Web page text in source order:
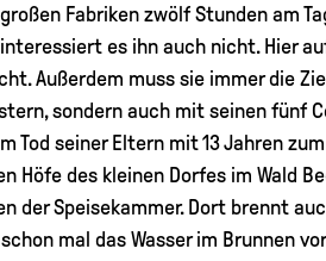
Fabriken zwölf Stunden am
es ihn auch nicht. Hier
Außerdem muss sie immer die
sondern auch mit seinen fünf
Tod seiner Eltern mit 13 Jahren
des kleinen Dorfes im Wald
der Speisekammer. Dort brennt
mal das Wasser im Brunnen